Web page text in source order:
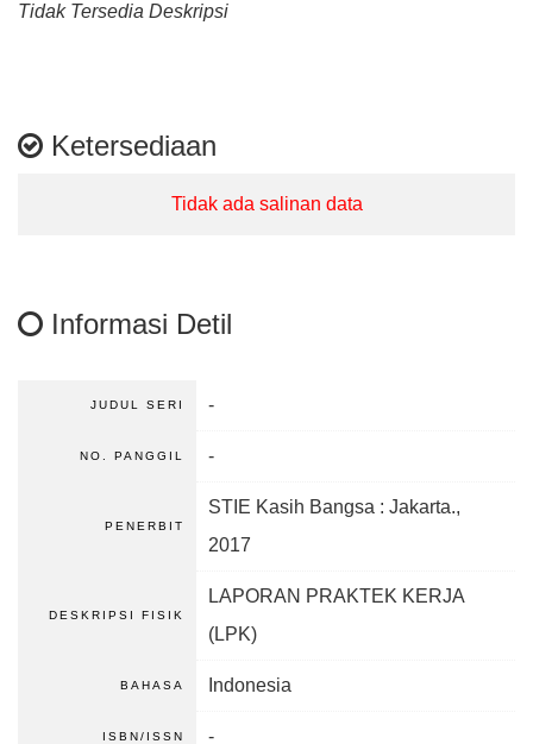
Tidak Tersedia Deskripsi
Ketersediaan
Tidak ada salinan data
Informasi Detil
JUDUL SERI -
NO. PANGGIL -
PENERBIT
STIE Kasih Bangsa : Jakarta.,
2017
DESKRIPSI FISIK
LAPORAN PRAKTEK KERJA
(LPK)
BAHASA Indonesia
ISBN/ISSN -